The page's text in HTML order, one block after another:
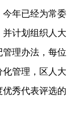
年已经为常委
计划组织人大
理办法，每位
管理，区人大
秀代表评选的